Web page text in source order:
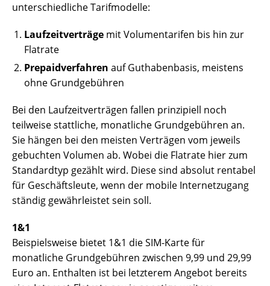
unterschiedliche Tarifmodelle:
Laufzeitverträge mit Volumentarifen bis hin zur
Flatrate
Prepaidverfahren auf Guthabenbasis, meistens
ohne Grundgebühren
Bei den Laufzeitverträgen fallen prinzipiell noch
teilweise stattliche, monatliche Grundgebühren an.
Sie hängen bei den meisten Verträgen vom jeweils
gebuchten Volumen ab. Wobei die Flatrate hier zum
Standardtyp gezählt wird. Diese sind absolut rentabel
für Geschäftsleute, wenn der mobile Internetzugang
ständig gewährleistet sein soll.
1&1
Beispielsweise bietet 1&1 die SIM-Karte für
monatliche Grundgebühren zwischen 9,99 und 29,99
Euro an. Enthalten ist bei letzterem Angebot bereits